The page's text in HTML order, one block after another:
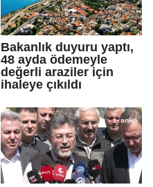
Bakanlık duyuru yaptı,
48 ayda ödemeyle
değerli araziler için
ihaleye çıkıldı